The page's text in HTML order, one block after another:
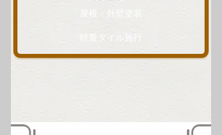
屋根・外壁塗装
軽量タイル施行